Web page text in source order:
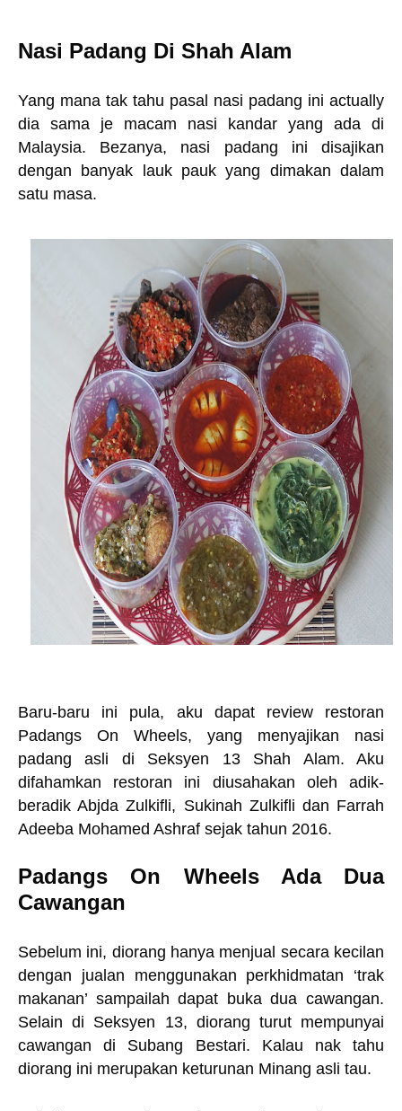
Nasi Padang Di Shah Alam
Yang mana tak tahu pasal nasi padang ini actually
dia sama je macam nasi kandar yang ada di
Malaysia. Bezanya, nasi padang ini disajikan
dengan banyak lauk pauk yang dimakan dalam
satu masa.
Baru-baru ini pula, aku dapat review restoran
Padangs On Wheels, yang menyajikan nasi
padang asli di Seksyen 13 Shah Alam. Aku
difahamkan restoran ini diusahakan oleh adik-
beradik Abjda Zulkifli, Sukinah Zulkifli dan Farrah
Adeeba Mohamed Ashraf sejak tahun 2016.
Padangs On Wheels Ada Dua
Cawangan
Sebelum ini, diorang hanya menjual secara kecilan
dengan jualan menggunakan perkhidmatan ‘trak
makanan’ sampailah dapat buka dua cawangan.
Selain di Seksyen 13, diorang turut mempunyai
cawangan di Subang Bestari. Kalau nak tahu
diorang ini merupakan keturunan Minang asli tau.